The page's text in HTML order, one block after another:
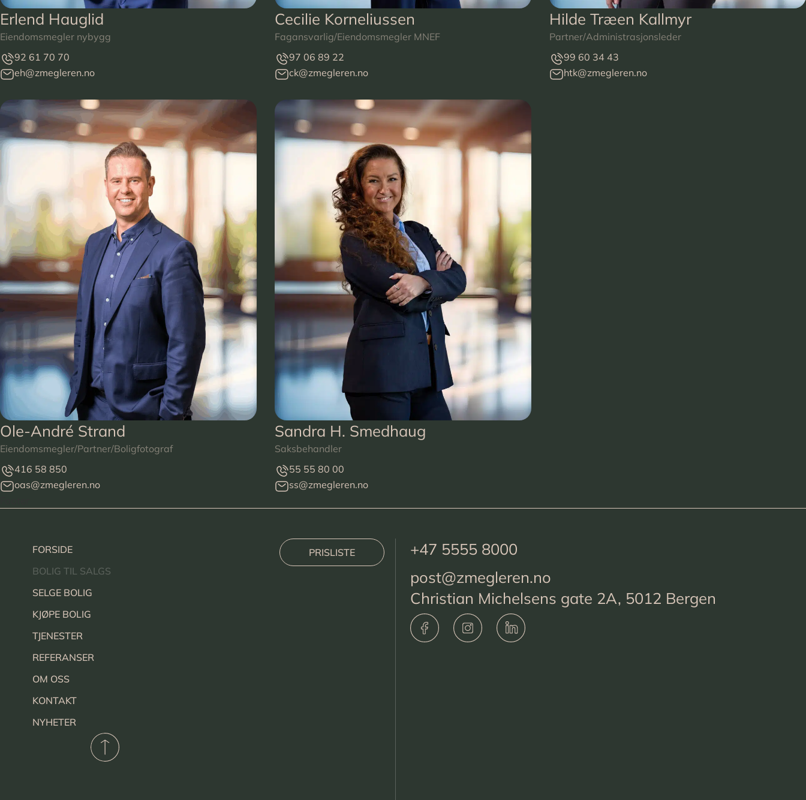
Erlend Hauglid
Eiendomsmegler nybygg
92 61 70 70
eh@zmegleren.no
Cecilie Korneliussen
Fagansvarlig/Eiendomsmegler MNEF
97 06 89 22
ck@zmegleren.no
Hilde Træen Kallmyr
Partner/Administrasjonsleder
99 60 34 43
htk@zmegleren.no
Ole-André Strand
Eiendomsmegler/Partner/Boligfotograf
416 58 850
oas@zmegleren.no
Sandra H. Smedhaug
Saksbehandler
55 55 80 00
ss@zmegleren.no
FORSIDE
BOLIG TIL SALGS
SELGE BOLIG
KJØPE BOLIG
TJENESTER
REFERANSER
OM OSS
KONTAKT
NYHETER
PRISLISTE
+47 5555 8000
post@zmegleren.no
Christian Michelsens gate 2A, 5012 Bergen